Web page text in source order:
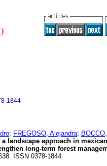
1844
; FREGOSO, Alejandra;
a landscape approach in
long-term forest
ISSN 0378-1844.